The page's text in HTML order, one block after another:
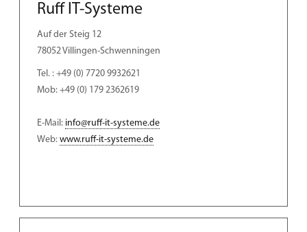
Ruff IT-Systeme
Auf der Steig 12
78052 Villingen-Schwenningen
Tel. : +49 (0) 7720 9932621
Mob: +49 (0) 179 2362619
E-Mail: info@ruff-it-systeme.de
Web:www.ruff-it-systeme.de